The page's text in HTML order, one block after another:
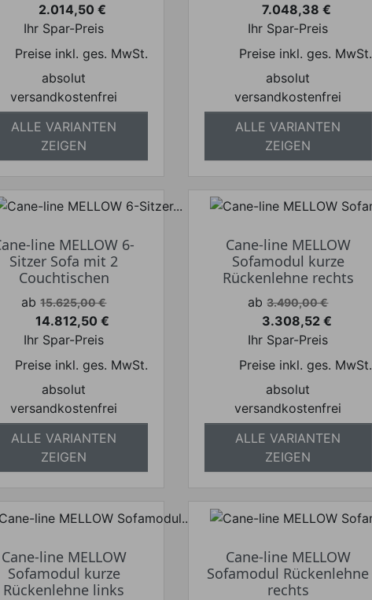
Preis
2.014,50 €
Ihr Spar-Preis
Preise inkl. ges. MwSt.
absolut
versandkostenfrei
ALLE VARIANTEN
ZEIGEN
Preis
7.048,38 €
Ihr Spar-Preis
Preise inkl. ges. MwSt.
absolut
versandkostenfrei
ALLE VARIANTEN
ZEIGEN
line MELLOW 6-
Sitzer Sofa mit 2
Couchtischen
Verkaufspreis
ab 15.625,00 €
Preis
14.812,50 €
Ihr Spar-Preis
Preise inkl. ges. MwSt.
absolut
versandkostenfrei
ALLE VARIANTEN
ZEIGEN
Cane-line MELLOW
Sofamodul kurze
Rückenlehne rechts
Verkaufspreis
ab 3.490,00 €
Preis
3.308,52 €
Ihr Spar-Preis
Preise inkl. ges. MwSt.
absolut
versandkostenfrei
ALLE VARIANTEN
ZEIGEN
Cane-line MELLOW
Sofamodul kurze
Rückenlehne links
Cane-line MELLOW
Sofamodul Rückenlehne
rechts